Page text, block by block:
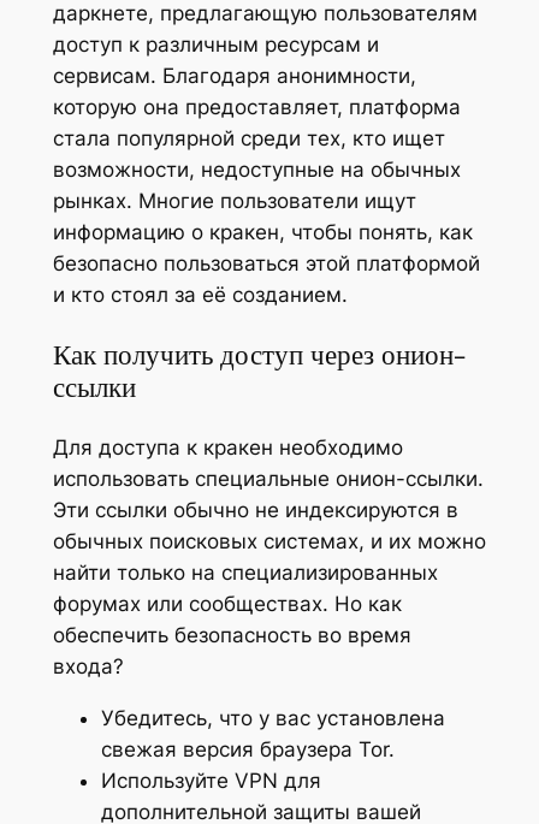
даркнете, предлагающую пользователям
доступ к различным ресурсам и
сервисам. Благодаря анонимности,
которую она предоставляет, платформа
стала популярной среди тех, кто ищет
возможности, недоступные на обычных
рынках. Многие пользователи ищут
информацию о кракен, чтобы понять, как
безопасно пользоваться этой платформой
и кто стоял за её созданием.
Как получить доступ через онион-
ссылки
Для доступа к кракен необходимо
использовать специальные онион-ссылки.
Эти ссылки обычно не индексируются в
обычных поисковых системах, и их можно
найти только на специализированных
форумах или сообществах. Но как
обеспечить безопасность во время
входа?
Убедитесь, что у вас установлена
свежая версия браузера Tor.
Используйте VPN для
дополнительной защиты вашей